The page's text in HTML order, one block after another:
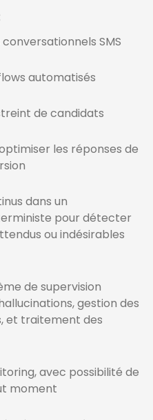
SMS
automatisés
de candidats
les réponses de
dans un
pour détecter
ou indésirables
de supervision
gestion des
et traitement des
avec possibilité de
moment